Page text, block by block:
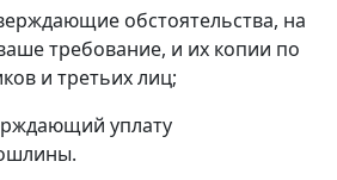
обстоятельства, на
требование, и их копии по
и третьих лиц;
уплату